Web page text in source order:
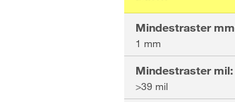
Mindestraster mm
1 mm
Mindestraster mil:
>39 mil